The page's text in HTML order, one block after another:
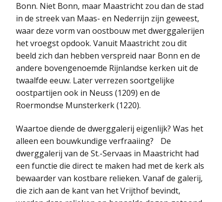
Bonn. Niet Bonn, maar Maastricht zou dan de stad
in de streek van Maas- en Nederrijn zijn geweest,
waar deze vorm van oostbouw met dwerggalerijen
het vroegst opdook. Vanuit Maastricht zou dit
beeld zich dan hebben verspreid naar Bonn en de
andere bovengenoemde Rijnlandse kerken uit de
twaalfde eeuw. Later verrezen soortgelijke
oostpartijen ook in Neuss (1209) en de
Roermondse Munsterkerk (1220).
Waartoe diende de dwerggalerij eigenlijk? Was het
alleen een bouwkundige verfraaiing? De
dwerggalerij van de St.-Servaas in Maastricht had
een functie die direct te maken had met de kerk als
bewaarder van kostbare relieken. Vanaf de galerij,
die zich aan de kant van het Vrijthof bevindt,